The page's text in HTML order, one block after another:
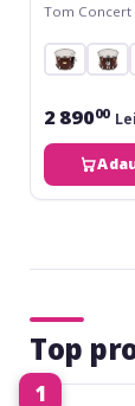
Tom Concert
2 89000 Lei
Top
1
Yamaha